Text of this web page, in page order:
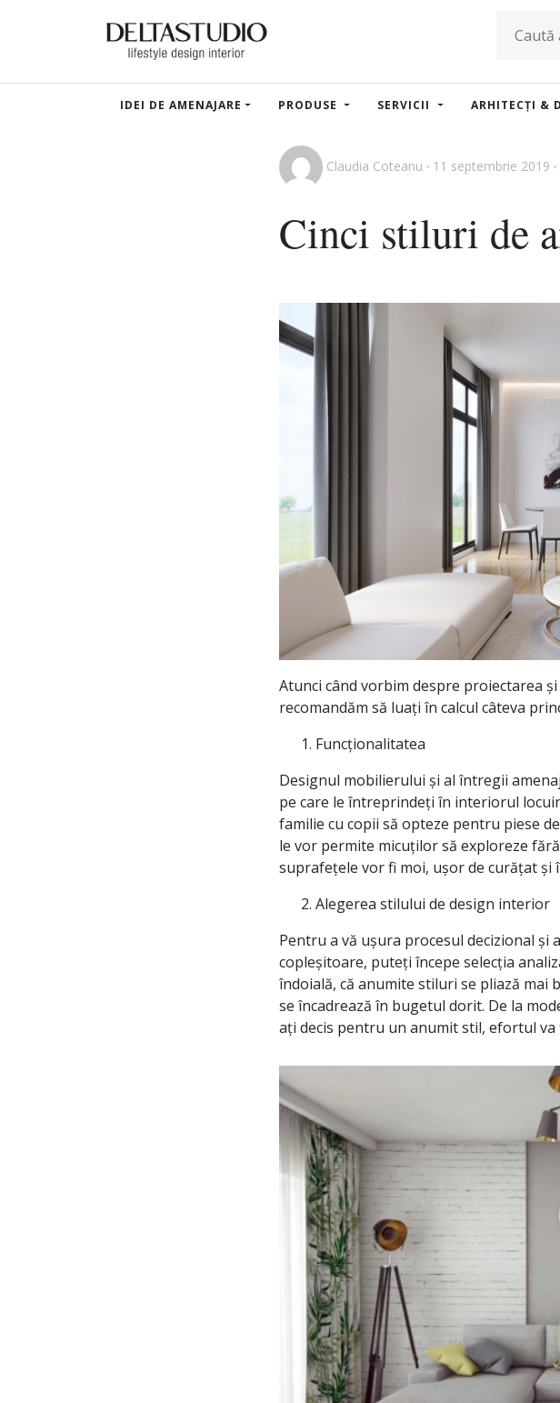
IDEI DE AMENAJARE PRODUSE SERVICII ARHITECȚI &
Claudia Coteanu 11 septembrie 2019
Cinci stiluri de
Atunci când vorbim despre proiectarea
recomandăm să luați în calcul câteva
Funcționalitatea
Designul mobilierului și al întregii
pe care le întreprindeți în interiorul
familie cu copii să opteze pentru piese
le vor permite micuților să exploreze
suprafețele vor fi moi, ușor de curățat și
Alegerea stilului de design interior
Pentru a vă ușura procesul decizional
copleșitoare, puteți începe selecția
îndoială, că anumite stiluri se pliază mai
se încadrează în bugetul dorit. De la
ați decis pentru un anumit stil, efortul va